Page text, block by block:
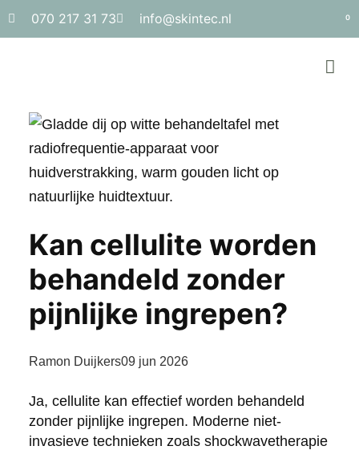
070 217 31 73 info@skintec.nl 0
Kan cellulite worden
behandeld zonder
pijnlijke ingrepen?
Ramon Duijkers09 jun 2026
Ja, cellulite kan effectief worden behandeld
zonder pijnlijke ingrepen. Moderne niet-
invasieve technieken zoals shockwavetherapie